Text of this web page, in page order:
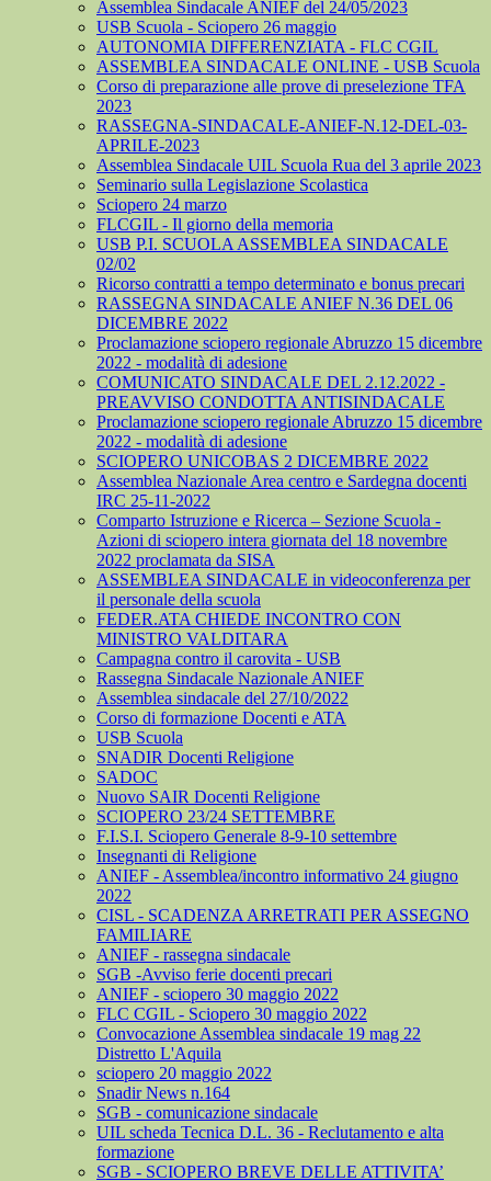
Assemblea Sindacale ANIEF del 24/05/2023
USB Scuola - Sciopero 26 maggio
AUTONOMIA DIFFERENZIATA - FLC CGIL
ASSEMBLEA SINDACALE ONLINE - USB Scuola
Corso di preparazione alle prove di preselezione TFA
2023
RASSEGNA-SINDACALE-ANIEF-N.12-DEL-03-
APRILE-2023
Assemblea Sindacale UIL Scuola Rua del 3 aprile 2023
Seminario sulla Legislazione Scolastica
Sciopero 24 marzo
FLCGIL - Il giorno della memoria
USB P.I. SCUOLA ASSEMBLEA SINDACALE
02/02
Ricorso contratti a tempo determinato e bonus precari
RASSEGNA SINDACALE ANIEF N.36 DEL 06
DICEMBRE 2022
Proclamazione sciopero regionale Abruzzo 15 dicembre
2022 - modalità di adesione
COMUNICATO SINDACALE DEL 2.12.2022 -
PREAVVISO CONDOTTA ANTISINDACALE
Proclamazione sciopero regionale Abruzzo 15 dicembre
2022 - modalità di adesione
SCIOPERO UNICOBAS 2 DICEMBRE 2022
Assemblea Nazionale Area centro e Sardegna docenti
IRC 25-11-2022
Comparto Istruzione e Ricerca – Sezione Scuola -
Azioni di sciopero intera giornata del 18 novembre
2022 proclamata da SISA
ASSEMBLEA SINDACALE in videoconferenza per
il personale della scuola
FEDER.ATA CHIEDE INCONTRO CON
MINISTRO VALDITARA
Campagna contro il carovita - USB
Rassegna Sindacale Nazionale ANIEF
Assemblea sindacale del 27/10/2022
Corso di formazione Docenti e ATA
USB Scuola
SNADIR Docenti Religione
SADOC
Nuovo SAIR Docenti Religione
SCIOPERO 23/24 SETTEMBRE
F.I.S.I. Sciopero Generale 8-9-10 settembre
Insegnanti di Religione
ANIEF - Assemblea/incontro informativo 24 giugno
2022
CISL - SCADENZA ARRETRATI PER ASSEGNO
FAMILIARE
ANIEF - rassegna sindacale
SGB -Avviso ferie docenti precari
ANIEF - sciopero 30 maggio 2022
FLC CGIL - Sciopero 30 maggio 2022
Convocazione Assemblea sindacale 19 mag 22
Distretto L'Aquila
sciopero 20 maggio 2022
Snadir News n.164
SGB - comunicazione sindacale
UIL scheda Tecnica D.L. 36 - Reclutamento e alta
formazione
SGB - SCIOPERO BREVE DELLE ATTIVITA’